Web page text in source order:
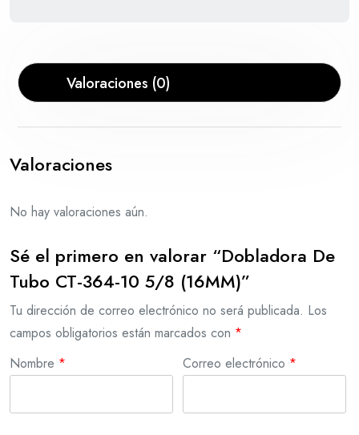
Valoraciones (0)
Valoraciones
No hay valoraciones aún.
Sé el primero en valorar “Dobladora De
Tubo CT-364-10 5/8 (16MM)”
Tu dirección de correo electrónico no será publicada. Los
campos obligatorios están marcados con *
Nombre * Correo electrónico *